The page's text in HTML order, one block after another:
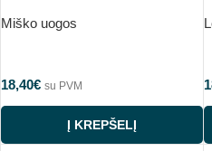
Miško uogos
18,40€ su PVM
Į KREPŠELĮ